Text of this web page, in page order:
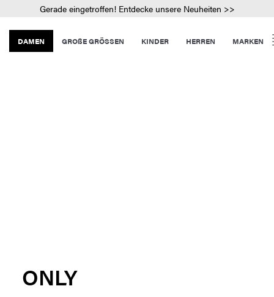
Gerade eingetroffen! Entdecke unsere Neuheiten >>
DAMEN GROßE GRÖSSEN KINDER HERREN MARKEN
ONLY